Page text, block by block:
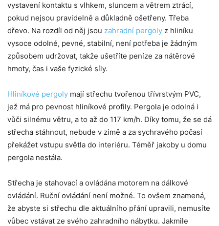
vystavení kontaktu s vlhkem, sluncem a větrem ztrácí,
pokud nejsou pravidelně a důkladně ošetřeny. Třeba
dřevo. Na rozdíl od něj jsou zahradní pergoly z hliníku
vysoce odolné, pevné, stabilní, není potřeba je žádným
způsobem udržovat, takže ušetříte peníze za nátěrové
hmoty, čas i vaše fyzické síly.
Hliníkové pergoly mají střechu tvořenou třívrstvým PVC,
jež má pro pevnost hliníkové profily. Pergola je odolná i
vůči silnému větru, a to až do 117 km/h. Díky tomu, že se dá
střecha stáhnout, nebude v zimě a za sychravého počasí
překážet vstupu světla do interiéru. Téměř jakoby u domu
pergola nestála.
Střecha je stahovací a ovládána motorem na dálkové
ovládání. Ruční ovládání není možné. To ovšem znamená,
že abyste si střechu dle aktuálního přání upravili, nemusíte
vůbec vstávat ze svého zahradního nábytku. Jakmile